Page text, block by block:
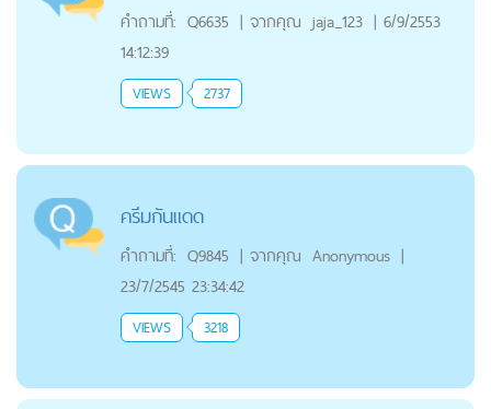
คำถามที่: Q6635 | จากคุณ jaja_123 | 6/9/2553
14:12:39
VIEWS 2737
ครีมกันแดด
คำถามที่: Q9845 | จากคุณ Anonymous |
23/7/2545 23:34:42
VIEWS 3218